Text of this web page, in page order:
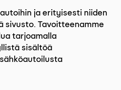
ja erityisesti niiden
sivusto. Tavoitteenamme
tarjoamalla
sisältöä